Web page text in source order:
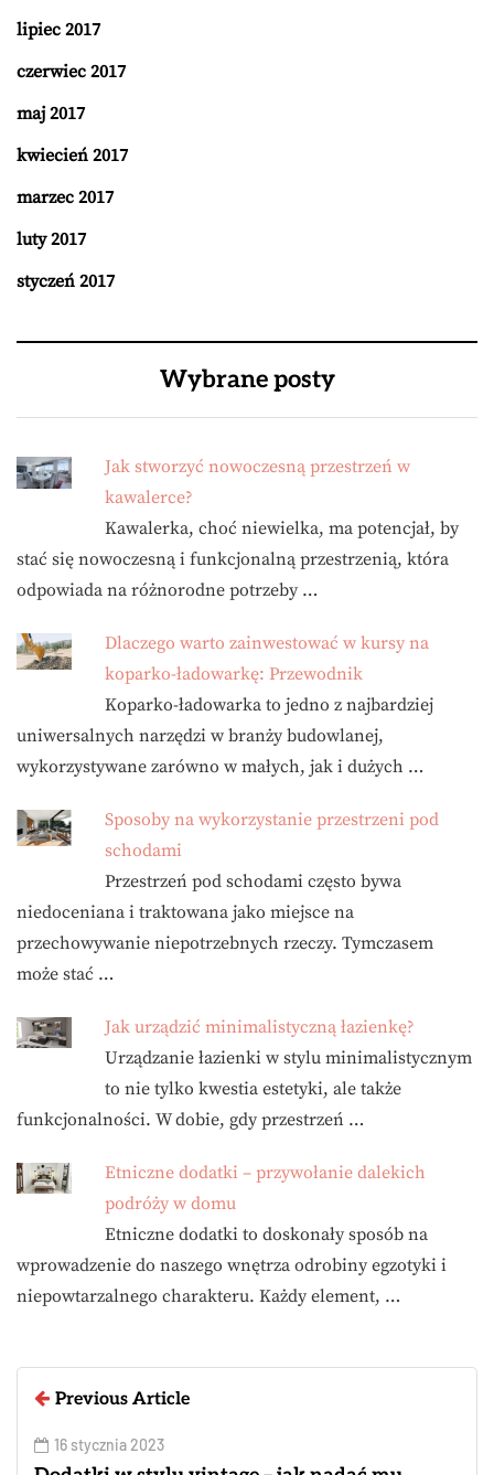
lipiec 2017
czerwiec 2017
maj 2017
kwiecień 2017
marzec 2017
luty 2017
styczeń 2017
Wybrane posty
Jak stworzyć nowoczesną przestrzeń w
kawalerce?
Kawalerka, choć niewielka, ma potencjał, by
stać się nowoczesną i funkcjonalną przestrzenią, która
odpowiada na różnorodne potrzeby …
Dlaczego warto zainwestować w kursy na
koparko-ładowarkę: Przewodnik
Koparko-ładowarka to jedno z najbardziej
uniwersalnych narzędzi w branży budowlanej,
wykorzystywane zarówno w małych, jak i dużych …
Sposoby na wykorzystanie przestrzeni pod
schodami
Przestrzeń pod schodami często bywa
niedoceniana i traktowana jako miejsce na
przechowywanie niepotrzebnych rzeczy. Tymczasem
może stać …
Jak urządzić minimalistyczną łazienkę?
Urządzanie łazienki w stylu minimalistycznym
to nie tylko kwestia estetyki, ale także
funkcjonalności. W dobie, gdy przestrzeń …
Etniczne dodatki – przywołanie dalekich
podróży w domu
Etniczne dodatki to doskonały sposób na
wprowadzenie do naszego wnętrza odrobiny egzotyki i
niepowtarzalnego charakteru. Każdy element, …
Previous Article
16 stycznia 2023